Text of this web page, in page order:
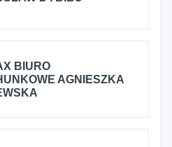
BIURO
AGNIESZKA